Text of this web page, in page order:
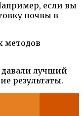
если вы
почвы в
методов
давали лучший
результаты.